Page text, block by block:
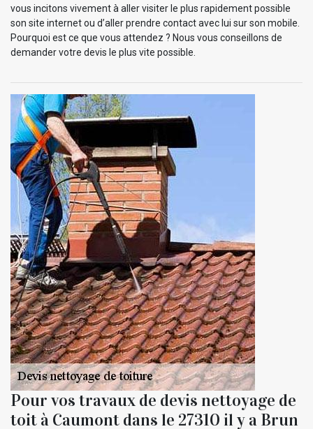
vous incitons vivement à aller visiter le plus rapidement possible
son site internet ou d’aller prendre contact avec lui sur son mobile.
Pourquoi est ce que vous attendez ? Nous vous conseillons de
demander votre devis le plus vite possible.
Pour vos travaux de devis nettoyage de
toit à Caumont dans le 27310 il y a Brun